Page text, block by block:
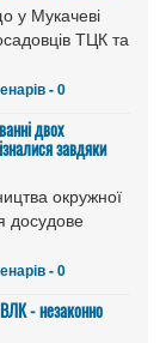
у Мукачеві
ТЦК та
- 0
двох
завдяки
окружної
досудове
- 0
- незаконно